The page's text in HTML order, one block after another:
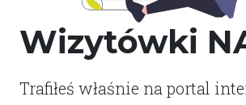
Wizytówki
Trafiłeś właśnie na portal